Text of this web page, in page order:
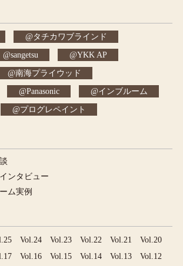
タチカワブラインド
sangetsu YKK AP
南海プライウッド
Panasonic インブルーム
プログレペイント
ンタビュー
ム実例
Vol.24 Vol.23 Vol.22 Vol.21
Vol.20
Vol.16 Vol.15 Vol.14 Vol.13
Vol.12